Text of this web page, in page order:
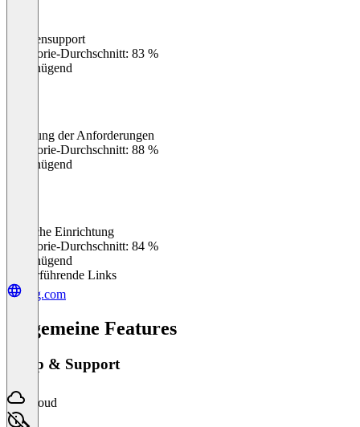
Kundensupport
Kategorie-Durchschnitt: 83 %
Ungenügend
Erfüllung der Anforderungen
Kategorie-Durchschnitt: 88 %
Ungenügend
Einfache Einrichtung
Kategorie-Durchschnitt: 84 %
Ungenügend
Weiterführende Links
epg.com
Allgemeine Features
Setup & Support
Cloud